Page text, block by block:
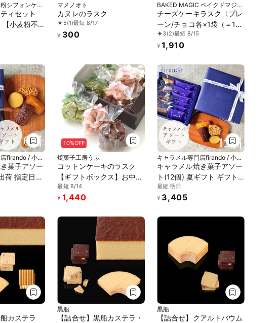
シフォンケー
ィセット
【小麦粉不
ケーキ１個
米粉クッキ
マメノオト
カヌレのラスク
5(1)最短 8/17
¥ 300
BAKED MAGIC ベイクドマジッ
ク
チーズケーキラスク〈プレ
ーン/チョコ各×1袋（＝12
枚入）計2袋〉セット
3 (2)最短 8/15
¥ 1,910
firando / 小値
作所株式会社
菓子アソー
おしゃれ
お中元
10%OFF
焼菓子工房うふ
コットンケーキのラスク
【ギフトボックス】お中元
2026
最短 8/14
¥ 1,440
キャラメル専門店firando / 小値
賀地域ブランド製作所株式会社
キャラメル焼き菓子アソー
ト(12個) 夏ギフト ギフト
おしゃれ 焼き菓子 個包装
お中元2026
最短 明日
¥ 3,405
カステラ
黒船
【詰合せ】黒船カステラ・
黒船
【詰合せ】クアルトバウム